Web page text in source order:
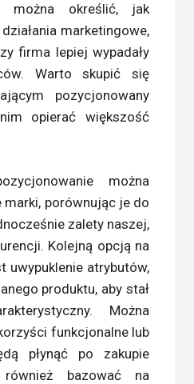
można określić, jak
marketingowe,
firma lepiej wypadały
Warto skupić się
pozycjonowany
opierać większość
można
porównując je do
zalety naszej,
Kolejną opcją na
uwypuklenie atrybutów,
produktu, aby stał
Można
funkcjonalne lub
płynąć po zakupie
bazować na